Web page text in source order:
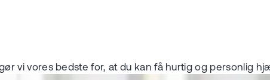
vi vores bedste for, at du kan få hurtig og personlig